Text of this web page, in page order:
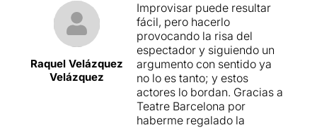
En Barcelona, hemos podido
disfrutar durante décadas
de buenas propuestas de
grupos de improvisación
con una respuesta siempre
positiva del público. En este
sentido,Societé Improvisé!
satisfará las expectativas de
los seguidores más
Raquel Velázquez
Velázquez
Improvisar puede resultar
fácil, pero hacerlo
provocando la risa del
espectador y siguiendo un
argumento con sentido ya
no lo es tanto; y estos
actores lo bordan. Gracias a
Teatre Barcelona por
haberme regalado la